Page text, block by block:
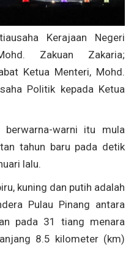
Kerajaan Negeri
Zakuan Zakaria;
Ketua Menteri, Mohd.
Politik kepada Ketua
berwarna-warni itu mula
tahun baru pada detik
lalu.
kuning dan putih adalah
Pulau Pinang antara
pada 31 tiang menara
8.5 kilometer (km)